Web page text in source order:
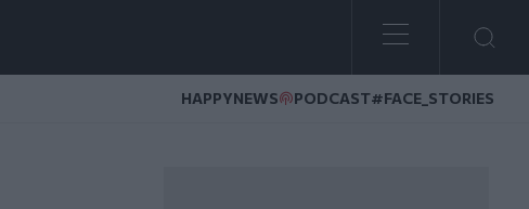
HAPPYNEWS PODCAST#FACE_STORIES